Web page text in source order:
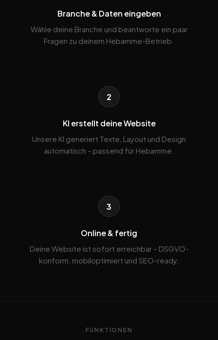
Branche & Daten eingeben
Wähle deine Branche und beantworte ein paar
Fragen zu deinem Hebamme-Betrieb.
2
KI erstellt deine Website
Unsere KI generiert Texte, Layout und Design
automatisch – passend für Hebamme.
3
Online & fertig
Deine Website ist sofort erreichbar – DSGVO-
konform, mobiloptimiert und SEO-ready.
FUNKTIONEN